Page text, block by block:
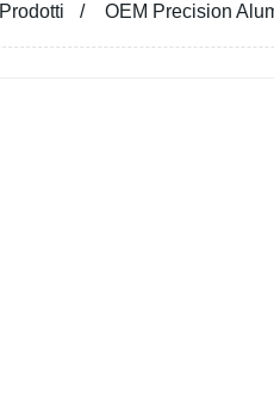
Prodotti OEM Precision